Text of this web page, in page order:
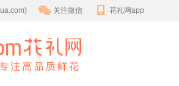
关注微信 花礼网app